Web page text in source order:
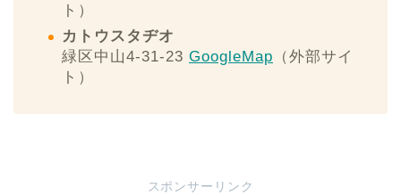
ト）
カトウスタヂオ
緑区中山4-31-23 GoogleMap （外部サイ
ト）
スポンサーリンク